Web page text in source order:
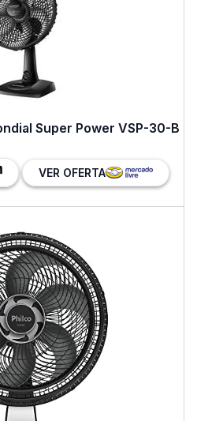
Super Power VSP-30-B
VER OFERTA